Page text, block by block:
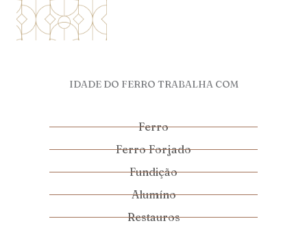
IDADE DO FERRO TRABALHA COM
Ferro
Ferro Forjado
Fundição
Alumíno
Restauros